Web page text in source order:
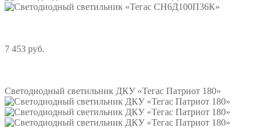
7 453 руб.
Светодиодный светильник ДКУ «Тегас Патриот 180»